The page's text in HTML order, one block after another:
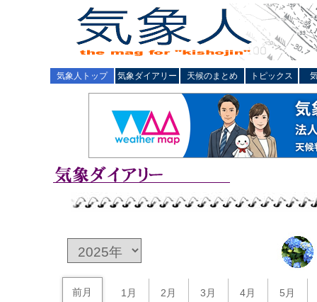
気象人トップ 気象ダイアリー 天候のまとめ トピックス
前月 1月 2月 3月 4月 5月